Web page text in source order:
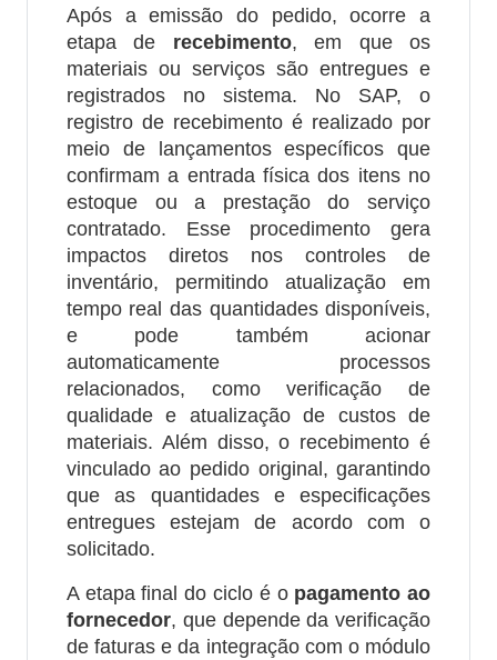
Após a emissão do pedido, ocorre a
etapa de recebimento, em que os
materiais ou serviços são entregues e
registrados no sistema. No SAP, o
registro de recebimento é realizado por
meio de lançamentos específicos que
confirmam a entrada física dos itens no
estoque ou a prestação do serviço
contratado. Esse procedimento gera
impactos diretos nos controles de
inventário, permitindo atualização em
tempo real das quantidades disponíveis,
e pode também acionar
automaticamente processos
relacionados, como verificação de
qualidade e atualização de custos de
materiais. Além disso, o recebimento é
vinculado ao pedido original, garantindo
que as quantidades e especificações
entregues estejam de acordo com o
solicitado.
A etapa final do ciclo é o pagamento ao
fornecedor, que depende da verificação
de faturas e da integração com o módulo